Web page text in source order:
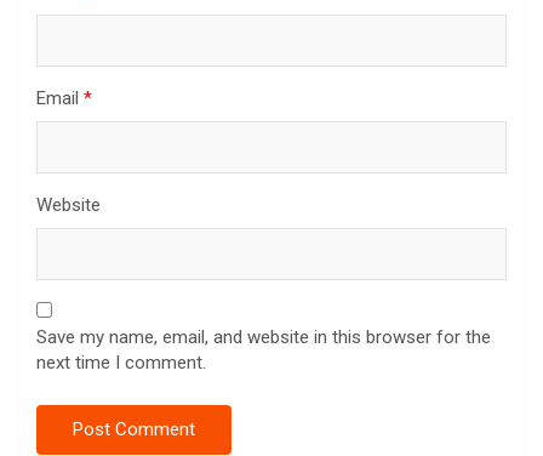
Email *
Website
Save my name, email, and website in this browser for the
next time I comment.